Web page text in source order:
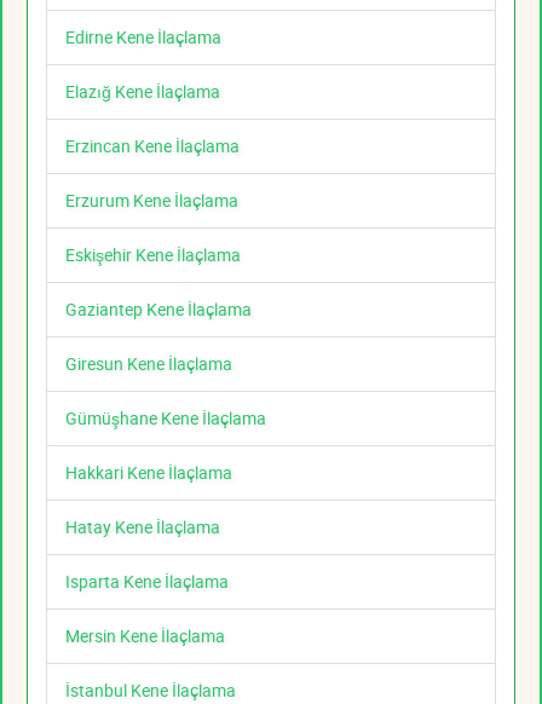
Edirne Kene İlaçlama
Elazığ Kene İlaçlama
Erzincan Kene İlaçlama
Erzurum Kene İlaçlama
Eskişehir Kene İlaçlama
Gaziantep Kene İlaçlama
Giresun Kene İlaçlama
Gümüşhane Kene İlaçlama
Hakkari Kene İlaçlama
Hatay Kene İlaçlama
Isparta Kene İlaçlama
Mersin Kene İlaçlama
İstanbul Kene İlaçlama